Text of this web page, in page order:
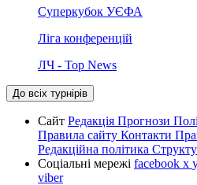
Суперкубок УЄФА
Ліга конференцій
ЛЧ - Top News
До всіх турнірів
Сайт Редакція Прогнози
Правила сайту Контакти
Редакційна політика
Соціальні мережі facebook x
viber